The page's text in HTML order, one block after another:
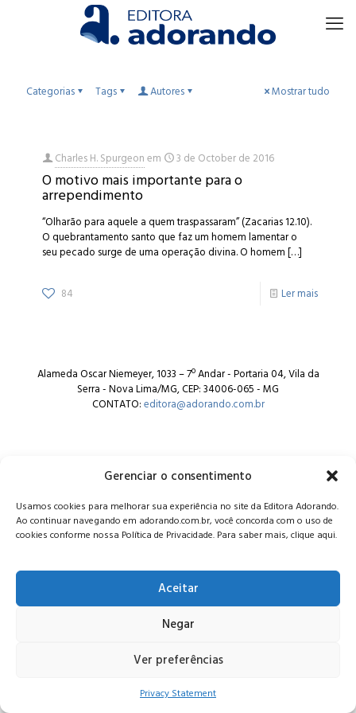
Gerenciar o consentimento
Usamos cookies para melhorar sua experiência no site da Editora Adorando.
Ao continuar navegando em adorando.com.br, você concorda com o uso de
cookies conforme nossa Política de Privacidade. Para saber mais, clique aqui.
Aceitar
Negar
Ver preferências
Privacy Statement
Categorias Tags Autores Mostrar tudo
Charles H. Spurgeonem 3 de October de 2016
O motivo mais importante para o
arrependimento
“Olharão para aquele a quem traspassaram” (Zacarias 12.10).
O quebrantamento santo que faz um homem lamentar o
seu pecado surge de uma operação divina. O homem[…]
84 Ler mais
Alameda Oscar Niemeyer, 1033 – 7º Andar - Portaria 04, Vila da
Serra - Nova Lima/MG, CEP: 34006-065 - MG
CONTATO:editora@adorando.com.br
© Editora Adorando 2026. Todos os direitos reservados.
Consulte nossapolítica de privacidade.